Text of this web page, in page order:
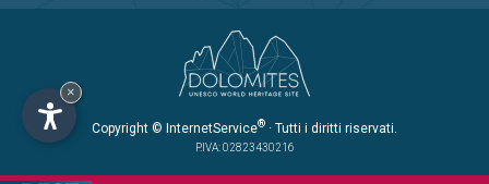
Copyright © InternetService® · Tutti i diritti riservati.
P.IVA: 02823430216
×